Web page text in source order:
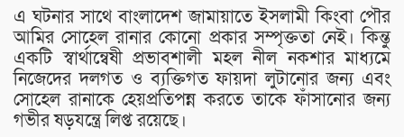
এ ঘটনার সাথে বাংলাদেশ জামায়াতে ইসলামী কিংবা পৌর
আমির সোহেল রানার কোনো প্রকার সম্পৃক্ততা নেই। কিন্তু
একটি স্বার্থান্বেষী প্রভাবশালী মহল নীল নকশার মাধ্যমে
নিজেদের দলগত ও ব্যক্তিগত ফায়দা লুটানোর জন্য এবং
সোহেল রানাকে হেয়প্রতিপন্ন করতে তাকে ফাঁসানোর জন্য
গভীর ষড়যন্ত্রে লিপ্ত রয়েছে।